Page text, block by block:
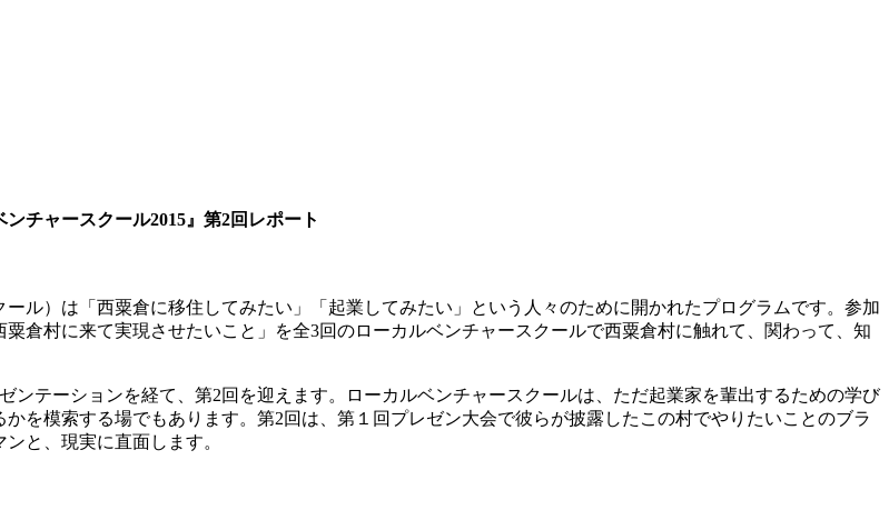
チャースクール2015』第2回レポート
ル）は「西粟倉に移住してみたい」「起業してみたい」という人々のために開かれたプログラムです。参加
倉村に来て実現させたいこと」を全3回のローカルベンチャースクールで西粟倉村に触れて、関わって、知
ンテーションを経て、第2回を迎えます。ローカルベンチャースクールは、ただ起業家を輩出するための学び
を模索する場でもあります。第2回は、第１回プレゼン大会で彼らが披露したこの村でやりたいことのブラ
と、現実に直面します。